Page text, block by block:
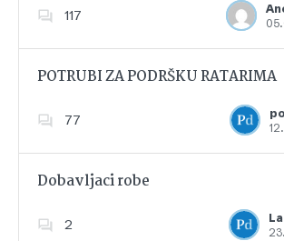
117
Dodajte u
POTRUBI ZA PODRŠKU RATARIMA
77
Dodajte u
Dobavljaci robe
2
Dodajte u